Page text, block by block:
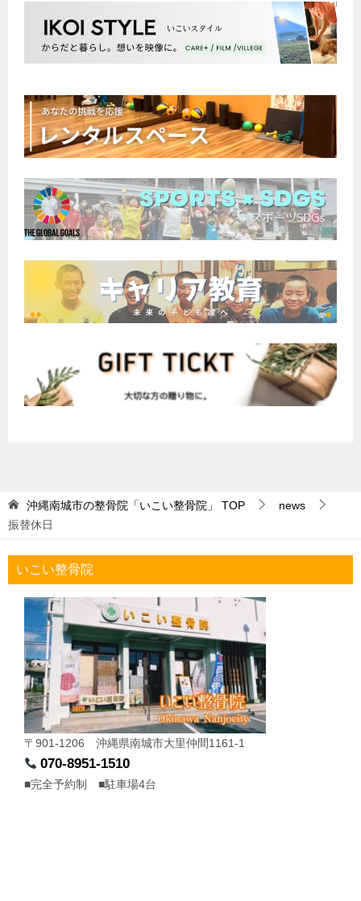
沖縄南城市の整骨院「いこい整骨院」 TOP
news
振替休日
いこい整骨院
〒901-1206 沖縄県南城市大里仲間1161-1
070-8951-1510
■完全予約制 ■駐車場4台